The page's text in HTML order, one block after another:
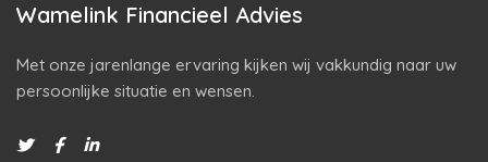
Wamelink Financieel Advies
Met onze jarenlange ervaring kijken wij vakkundig naar uw
persoonlijke situatie en wensen.